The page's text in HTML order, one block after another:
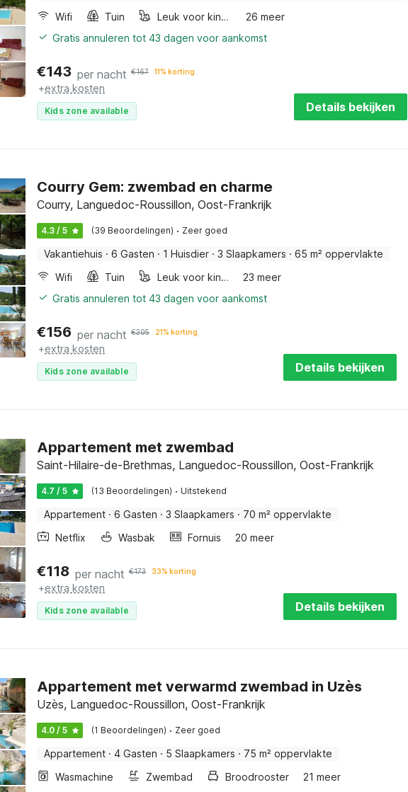
Wifi
Tuin Leuk voor kinderen
26 meer
Gratis annuleren tot 43 dagen voor aankomst
€143 per nacht €167 11% korting
+extra kosten
Kids zone available Details bekijken
Courry Gem: zwembad en charme
Courry, Languedoc-Roussillon, Oost-Frankrijk
4.3 / 5 (39 Beoordelingen) · Zeer goed
Vakantiehuis · 6 Gasten · 1 Huisdier · 3 Slaapkamers · 65 m² oppervlakte
Wifi
Tuin Leuk voor kinderen
23 meer
Gratis annuleren tot 43 dagen voor aankomst
€156 per nacht €205 21% korting
+extra kosten
Kids zone available Details bekijken
Appartement met zwembad
Saint-Hilaire-de-Brethmas, Languedoc-Roussillon, Oost-Frankrijk
4.7 / 5 (13 Beoordelingen) · Uitstekend
Appartement · 6 Gasten · 3 Slaapkamers · 70 m² oppervlakte
Netflix
Wasbak Fornuis 20 meer
€118 per nacht €173 33% korting
+extra kosten
Kids zone available Details bekijken
Appartement met verwarmd zwembad in Uzès
Uzès, Languedoc-Roussillon, Oost-Frankrijk
4.0 / 5 (1 Beoordelingen) · Zeer goed
Appartement · 4 Gasten · 5 Slaapkamers · 75 m² oppervlakte
Wasmachine
Zwembad Broodrooster 21 meer